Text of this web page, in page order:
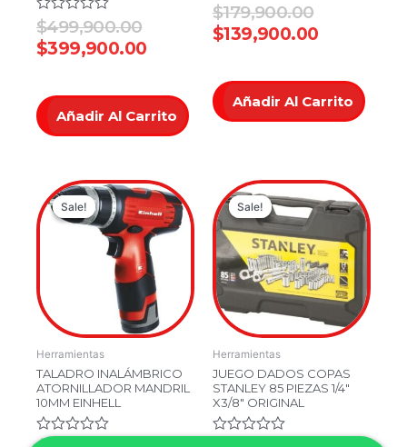
Valorado
en
0
$499,900.00
$399,900.00
Añadir Al Carrito
Valorado
en
0
$179,900.00
$139,900.00
Añadir Al Carrito
Sale!
Sale!
Herramientas
TALADRO INALÁMBRICO
ATORNILLADOR MANDRIL
10MM EINHELL
Valorado
Original
price
was:
$279,900.00.
Current
price
is:
$199,900.00.
Sale!
Sale!
Herramientas
JUEGO DADOS COPAS
STANLEY 85 PIEZAS 1/4″
X3/8″ ORIGINAL
Original
price
was:
Current
price